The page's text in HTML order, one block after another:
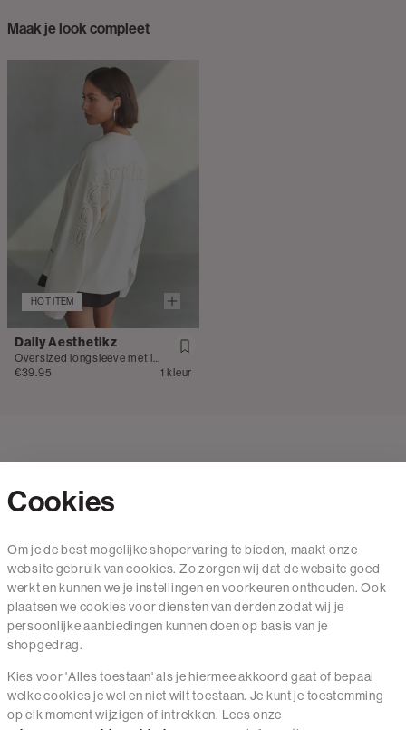
Maak je look compleet
HOT ITEM
Daily Aesthetikz
Oversized longsleeve met logo
€39.95
1 kleur
Mail ons
020 - 3412 650
Van maandag t/m vrijdag van 8.30 uur tot 18.00 uur.
Service
Cookies
Om je de best mogelijke shopervaring te bieden, maakt onze
website gebruik van cookies. Zo zorgen wij dat de website goed
werkt en kunnen we je instellingen en voorkeuren onthouden. Ook
plaatsen we cookies voor diensten van derden zodat wij je
persoonlijke aanbiedingen kunnen doen op basis van je
shopgedrag.
Kies voor 'Alles toestaan' als je hiermee akkoord gaat of bepaal
welke cookies je wel en niet wilt toestaan. Je kunt je toestemming
op elk moment wijzigen of intrekken. Lees onze